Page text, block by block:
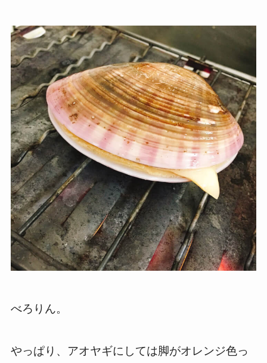
べろりん。
やっぱり、アオヤギにしては脚がオレンジ色っ